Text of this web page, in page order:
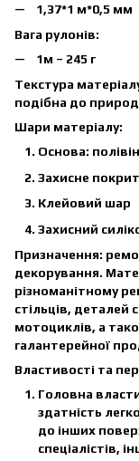
1,37*1 м*0,5 мм
Вага рулонів:
1м – 245 г
Текстура
подібна до
Шари матеріалу:
Основа:
Захисне
Клейовий шар
Захисний
Призначення:
декорування.
різноманітному
стільців, деталей
мотоциклів, а
галантерейної
Властивості та
Головна
здатність
до інших
спеціалістів,